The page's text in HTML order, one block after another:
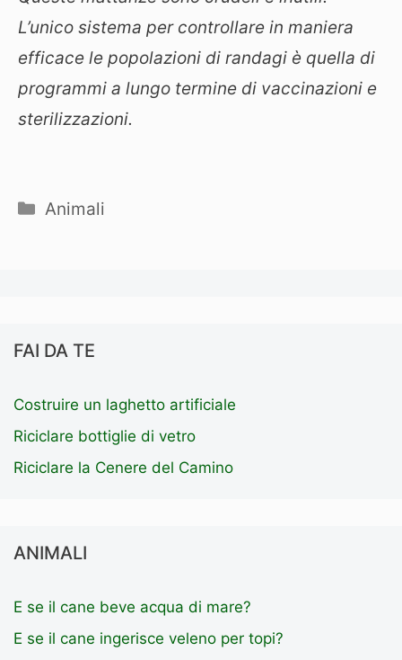
L’unico sistema per controllare in maniera
efficace le popolazioni di randagi è quella di
programmi a lungo termine di vaccinazioni e
sterilizzazioni.
Categorie
Animali
FAI DA TE
Costruire un laghetto artificiale
Riciclare bottiglie di vetro
Riciclare la Cenere del Camino
ANIMALI
E se il cane beve acqua di mare?
E se il cane ingerisce veleno per topi?